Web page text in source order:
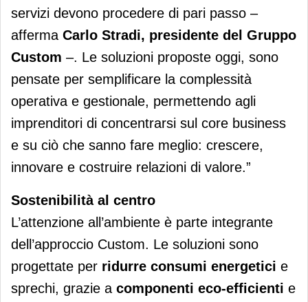
servizi devono procedere di pari passo –
afferma Carlo Stradi, presidente del Gruppo
Custom –. Le soluzioni proposte oggi, sono
pensate per semplificare la complessità
operativa e gestionale, permettendo agli
imprenditori di concentrarsi sul core business
e su ciò che sanno fare meglio: crescere,
innovare e costruire relazioni di valore.”
Sostenibilità al centro
L’attenzione all’ambiente è parte integrante
dell’approccio Custom. Le soluzioni sono
progettate per ridurre consumi energetici e
sprechi, grazie a componenti eco-efficienti e